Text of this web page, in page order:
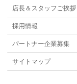
店長＆スタッフご挨拶
採用情報
パートナー企業募集
サイトマップ